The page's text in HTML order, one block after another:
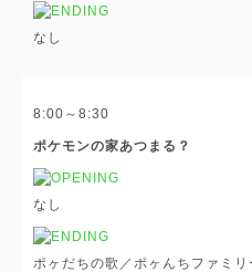
なし
8:00～8:30
ポケモンの家あつまる？
なし
ポヶだちの歌／ポヶんちファミリ